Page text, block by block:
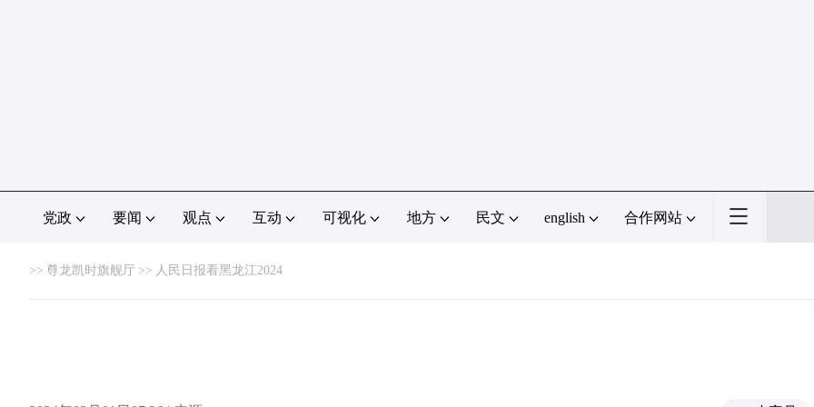
党政 要闻 观点 互动 可视化 地方 民文 english 合作网站
>> 尊龙凯时旗舰厅 >> 人民日报看黑龙江2024